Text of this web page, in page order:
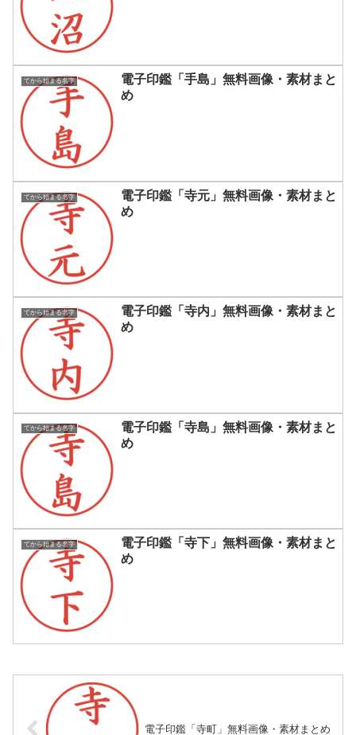
てから始まる名字
電子印鑑「手島」無料画像・素材まと
め
てから始まる名字
電子印鑑「寺元」無料画像・素材まと
め
てから始まる名字
電子印鑑「寺内」無料画像・素材まと
め
てから始まる名字
電子印鑑「寺島」無料画像・素材まと
め
てから始まる名字
電子印鑑「寺下」無料画像・素材まと
め
電子印鑑「寺町」無料画像・素材まとめ